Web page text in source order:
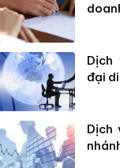
Dịch
đại
Dịch